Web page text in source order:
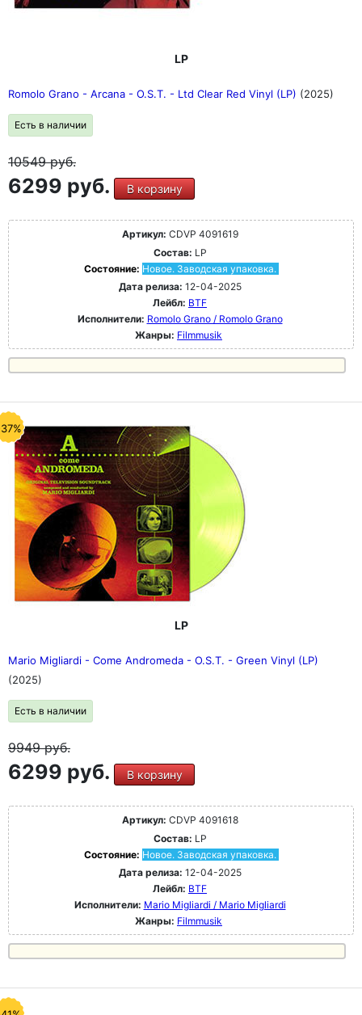
LP
Romolo Grano - Arcana - O.S.T. - Ltd Clear Red Vinyl (LP) (2025)
Есть в наличии
10549руб.
6299 руб. В корзину
Артикул: CDVP 4091619
Состав: LP
Состояние: Новое. Заводская упаковка.
Дата релиза: 12-04-2025
Лейбл: BTF
Исполнители: Romolo Grano / Romolo Grano
Жанры: Filmmusik
LP
Mario Migliardi - Come Andromeda - O.S.T. - Green Vinyl (LP)
(2025)
Есть в наличии
9949руб.
6299 руб. В корзину
Артикул: CDVP 4091618
Состав: LP
Состояние: Новое. Заводская упаковка.
Дата релиза: 12-04-2025
Лейбл: BTF
Исполнители: Mario Migliardi / Mario Migliardi
Жанры: Filmmusik